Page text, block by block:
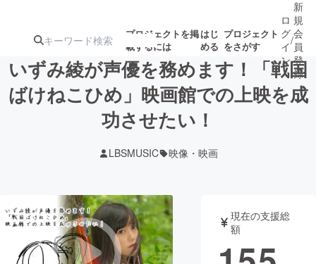
プロジェクトを掲
載するには
はじ
める
プロジェクト
をさがす
注目の新着プロ募集終了が近いプ
テクノロジー・ガジェット
ロ
グ
イ
ン
/
新
規
会
員
登
録
いずみ綾が声優を務めます！「戦国
ばけねこひめ」映画館での上映を成
功させたい！
LBSMUSIC 映像・映画
現在の支援総
額